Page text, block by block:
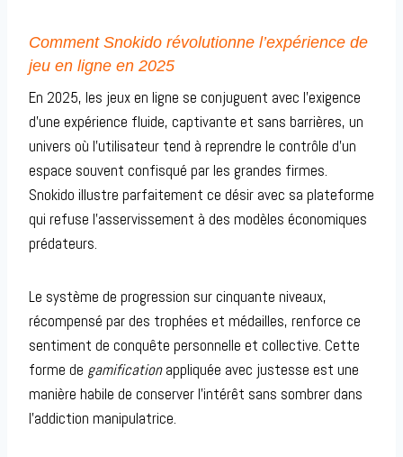
Comment Snokido révolutionne l’expérience de
jeu en ligne en 2025
En 2025, les jeux en ligne se conjuguent avec l’exigence
d’une expérience fluide, captivante et sans barrières, un
univers où l’utilisateur tend à reprendre le contrôle d’un
espace souvent confisqué par les grandes firmes.
Snokido illustre parfaitement ce désir avec sa plateforme
qui refuse l’asservissement à des modèles économiques
prédateurs.
Le système de progression sur cinquante niveaux,
récompensé par des trophées et médailles, renforce ce
sentiment de conquête personnelle et collective. Cette
forme de gamificationappliquée avec justesse est une
manière habile de conserver l’intérêt sans sombrer dans
l’addiction manipulatrice.